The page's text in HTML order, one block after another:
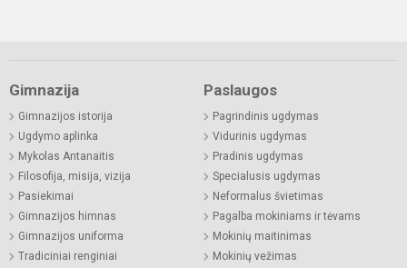
Gimnazija
Gimnazijos istorija
Ugdymo aplinka
Mykolas Antanaitis
Filosofija, misija, vizija
Pasiekimai
Gimnazijos himnas
Gimnazijos uniforma
Tradiciniai renginiai
Paslaugos
Pagrindinis ugdymas
Vidurinis ugdymas
Pradinis ugdymas
Specialusis ugdymas
Neformalus švietimas
Pagalba mokiniams ir tėvams
Mokinių maitinimas
Mokinių vežimas